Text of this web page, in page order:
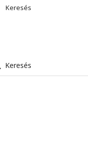
Keresés
Keresés